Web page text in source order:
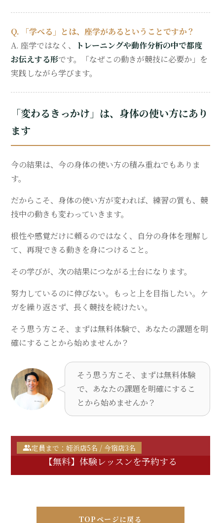
Q. 「学べる」とは、座学があるということですか？
A. 座学ではなく、
トレーニングや動作分析の中で都度
お伝えする形です。「なぜこの動きが競技に必要か」を
実践しながら学びます。
「変わるきっかけ」は、身体の使い方にあり
ます
今の結果は、今の身体の使い方の積み重ねでもありま
す。
だからこそ、身体の使い方が変われば、練習の質も、競
技中の動きも変わっていきます。
根性や感覚だけに頼るのではなく、自分の身体を理解し
て、再現できる動きを身につけること。
その学びが、次の結果につながる土台になります。
努力しているのに伸びない。もっと上を目指したい。ケ
ガを繰り返さず、長く競技を続けたい。
そう思う方こそ、まずは無料体験で、あなたの課題を明
確にすることから始めませんか？
そう思う方こそ、まずは無料体験
で、あなたの課題を明確にするこ
とから始めませんか？
定員まで：姪浜店5名 / 今宿店3名
【無料】体験レッスンを予約する
TOPページに戻る